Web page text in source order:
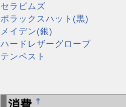
セラピムズ
ポラックスハット(黒)
メイデン(銀)
ハードレザーグローブ
テンペスト
消費 †